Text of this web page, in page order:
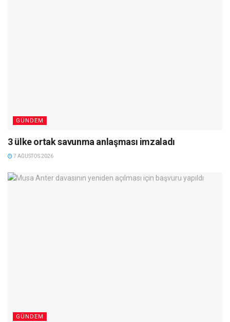
GÜNDEM
3 ülke ortak savunma anlaşması imzaladı
7 AĞUSTOS 2026
GÜNDEM